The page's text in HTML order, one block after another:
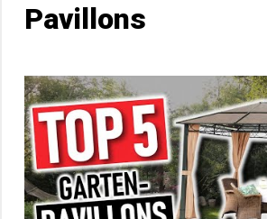
Pavillons